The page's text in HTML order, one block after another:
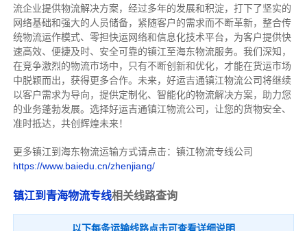
流企业提供物流解决方案，经过多年的发展和积淀，打下了坚实的
网络基础和强大的人员储备，紧随客户的需求而不断革新，整合传
统物流运作模式、零担快运网络和信息化技术平台，为客户提供快
速高效、便捷及时、安全可靠的镇江至海东物流服务。 我们深知，
在竞争激烈的物流市场中，只有不断创新和优化，才能在货运市场
中脱颖而出，获得更多合作。 未来，好运吉通镇江物流公司将继续
以客户需求为导向，提供定制化、智能化的物流解决方案，助力您
的业务蓬勃发展。选择好运吉通镇江物流公司，让您的货物安全、
准时抵达，共创辉煌未来！
更多镇江到海东物流运输方式请点击：镇江物流专线公司
https://www.baiedu.cn/zhenjiang/
镇江到青海物流专线相关线路查询
以下每条运输线路点击可查看详细说明